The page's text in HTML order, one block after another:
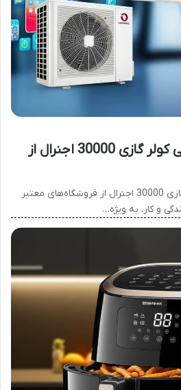
راهنمای خرید اینترنتی کولر گازی 30000 اجنرال از
راهنمای خرید اینترنتی کولر گازی 30000 اجنرال از فروشگاه‌های معتبر
و کار، به ویژه…